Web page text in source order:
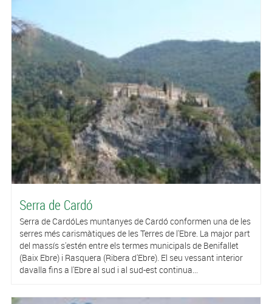
Serra de Cardó
Serra de CardóLes muntanyes de Cardó conformen una de les
serres més carismàtiques de les Terres de l'Ebre. La major part
del massís s'estén entre els termes municipals de Benifallet
(Baix Ebre) i Rasquera (Ribera d'Ebre). El seu vessant interior
davalla fins a l'Ebre al sud i al sud-est continua...